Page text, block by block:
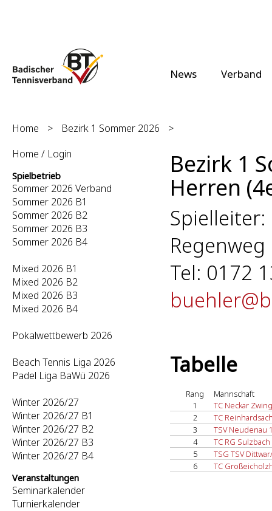
News Verband
Home > Bezirk 1 Sommer 2026
>
Home / Login
Spielbetrieb
Sommer 2026 Verband
Sommer 2026 B1
Sommer 2026 B2
Sommer 2026 B3
Sommer 2026 B4
Mixed 2026 B1
Mixed 2026 B2
Mixed 2026 B3
Mixed 2026 B4
Pokalwettbewerb 2026
Beach Tennis Liga 2026
Padel Liga BaWü 2026
Winter 2026/27
Winter 2026/27 B1
Winter 2026/27 B2
Winter 2026/27 B3
Winter 2026/27 B4
Veranstaltungen
Seminarkalender
Turnierkalender
Bezirk 1
Herren
Regenweg
Tel: 0172
Tabelle
Rang
Mannschaft
1
TC Neckar
2
TC
3
TSV Neudenau
4
TC RG Sulzbach
5
TSG TSV
6
TC